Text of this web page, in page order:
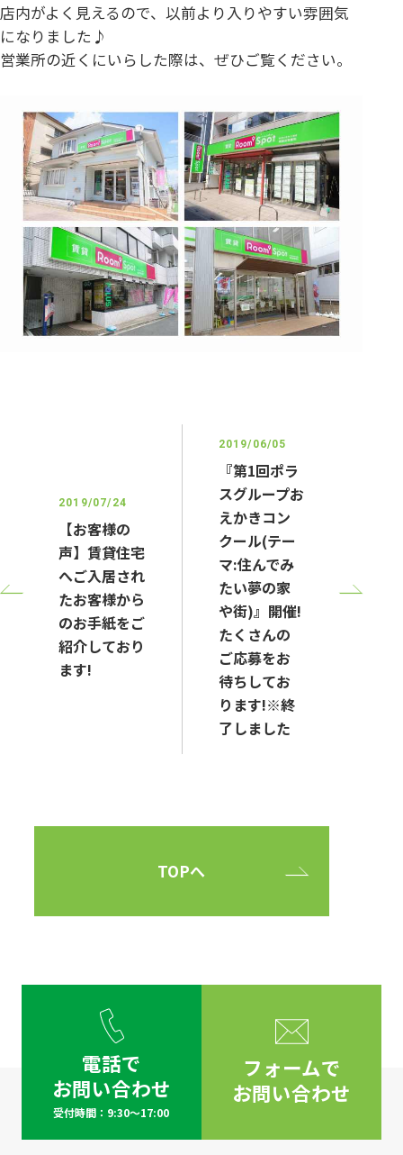
店内がよく見えるので、以前より入りやすい雰囲気
になりました♪
営業所の近くにいらした際は、ぜひご覧ください。
2019/07/24
【お客様の
声】賃貸住宅
へご入居され
たお客様から
のお手紙をご
紹介しており
ます!
2019/06/05
『第1回ポラ
スグループお
えかきコン
クール(テー
マ:住んでみ
たい夢の家
や街)』開催!
たくさんの
ご応募をお
待ちしてお
ります!※終
了しました
TOPへ
電話で
お問い合わせ
受付時間：9:30～17:00
フォームで
お問い合わせ